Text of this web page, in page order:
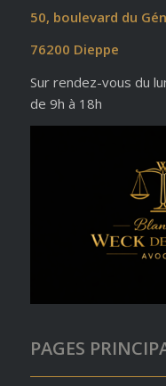
50, boulevard du
76200 Dieppe
Sur rendez-vous du
de 9h à 18h
PAGES